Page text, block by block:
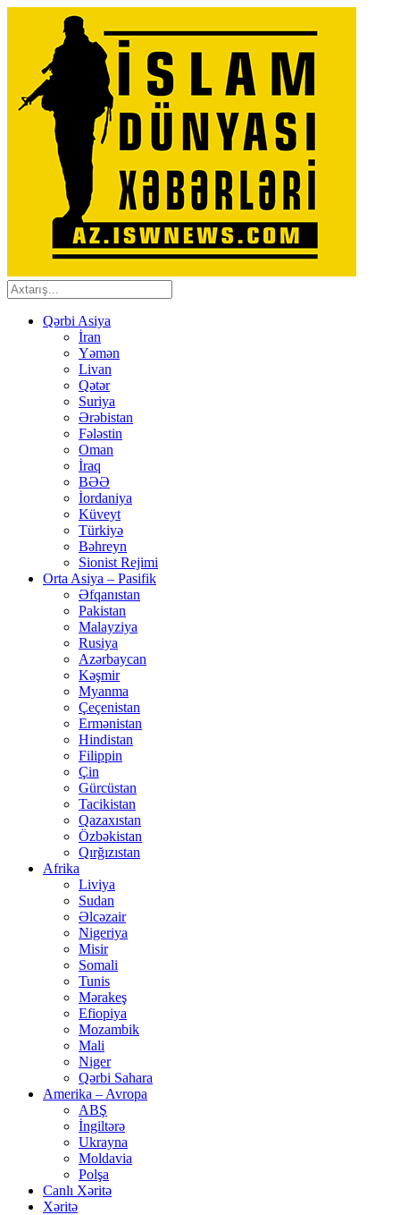
Qərbi Asiya
İran
Yəmən
Livan
Qətər
Suriya
Ərəbistan
Fələstin
Oman
İraq
BƏƏ
İordaniya
Küveyt
Türkiyə
Bəhreyn
Sionist Rejimi
Orta Asiya – Pasifik
Əfqanıstan
Pakistan
Malayziya
Rusiya
Azərbaycan
Kəşmir
Myanma
Çeçenistan
Ermənistan
Hindistan
Filippin
Çin
Gürcüstan
Tacikistan
Qazaxıstan
Özbəkistan
Qırğızıstan
Afrika
Liviya
Sudan
Əlcəzair
Nigeriya
Misir
Somali
Tunis
Mərakeş
Efiopiya
Mozambik
Mali
Niger
Qərbi Sahara
Amerika – Avropa
ABŞ
İngiltərə
Ukrayna
Moldavia
Polşa
Canlı Xəritə
Xəritə